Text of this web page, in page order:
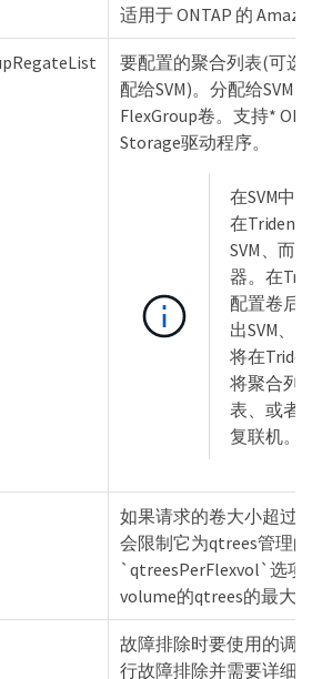
适用于 ONTAP 的
要配置的聚合列表(可选
配给SVM)。分配给SVM
FlexGroup卷。支持*
Storage驱动程序。
在SVM中
在Trident
SVM、而
器。在
配置卷后
出SVM、
将在
将聚合列
表、或者
复联机。
如果请求的卷大小超过
会限制它为qtrees管理
`qtreesPerFlexvol`选项
volume的qtrees的最大
故障排除时要使用的调
行故障排除并需要详细